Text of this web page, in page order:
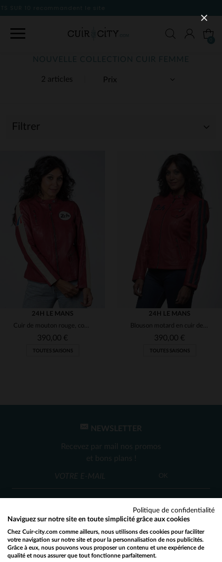
2 articles
NOUVELLE COLLECTION CUIR FEMME
Filtrer
(2)
(1)
(1)
TAILLES DISPONIBLES
2XL
24H LE MANS
Cuir de mouton rouge, coupe slimfit, inspiré des 24 Heures du Mans.
390,00 €
TOUTES SAISONS
TAILLES DISPONIBLES
M
24H LE MANS
Blouson motard en cuir de mouton rouge, licence 24h Le Mans.
390,00 €
TOUTES SAISONS
NEWSLETTER
Recevez par mail nos promos
et bons plans !
OK
SERVICE CLIENT
Nos conseillers sont à votre écoute
Would you like to be redirected to our English site?
Politique de confidentialité
Naviguez sur notre site en toute simplicité grâce aux cookies
Chez Cuir-city.com comme ailleurs, nous utilisons des cookies pour faciliter
votre navigation sur notre site et pour la personnalisation de nos publicités.
Grâce à eux, nous pouvons vous proposer un contenu et une expérience de
qualité et nous assurer que tout fonctionne parfaitement.